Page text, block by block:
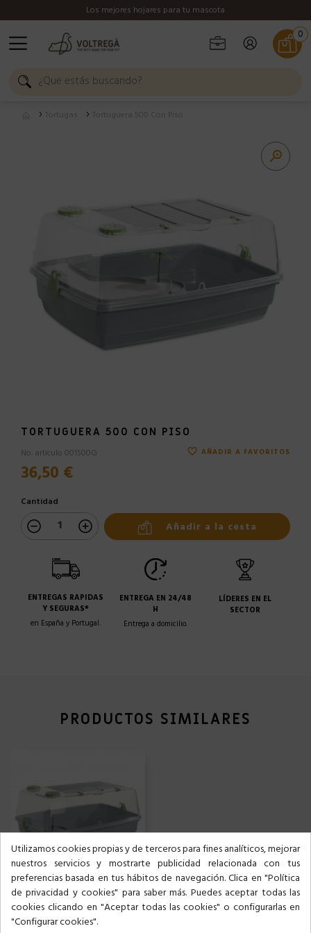
Los mejores hojares para tu mascota
0

TORTUGUERA 500 CON PISO
No. artículo 001500G favorite_border AÑADIR A FAVORITOS
36,50 €
Cantidad
Añadir a la cesta
ENTREGAS RAPIDAS
Y SEGURAS*
en España y Portugal.
ENTREGA EN 24/48
H
Entrega a domicilio.
LÍDERES EN EL
SECTOR
PRODUCTOS SIMILARES
TORTUGUERA 501
Utilizamos cookies propias y de terceros para fines analíticos, mejorar
nuestros servicios y mostrarte publicidad relacionada con tus
preferencias basada en tus hábitos de navegación. Clica en "Política
de privacidad y cookies" para saber más. Puedes aceptar todas las
cookies clicando en "Aceptar todas las cookies" o configurarlas en
"Configurar cookies".